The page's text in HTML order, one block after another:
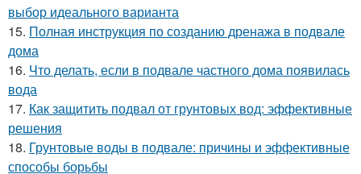
выбор идеального варианта
15. Полная инструкция по созданию дренажа в подвале
дома
16. Что делать, если в подвале частного дома появилась
вода
17. Как защитить подвал от грунтовых вод: эффективные
решения
18. Грунтовые воды в подвале: причины и эффективные
способы борьбы